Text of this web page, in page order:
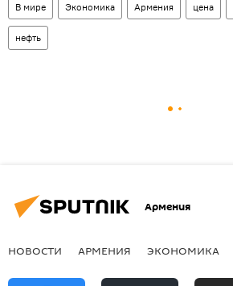
В мире Экономика Армения цена
нефть
Армения
НОВОСТИ АРМЕНИЯ ЭКОНОМИКА